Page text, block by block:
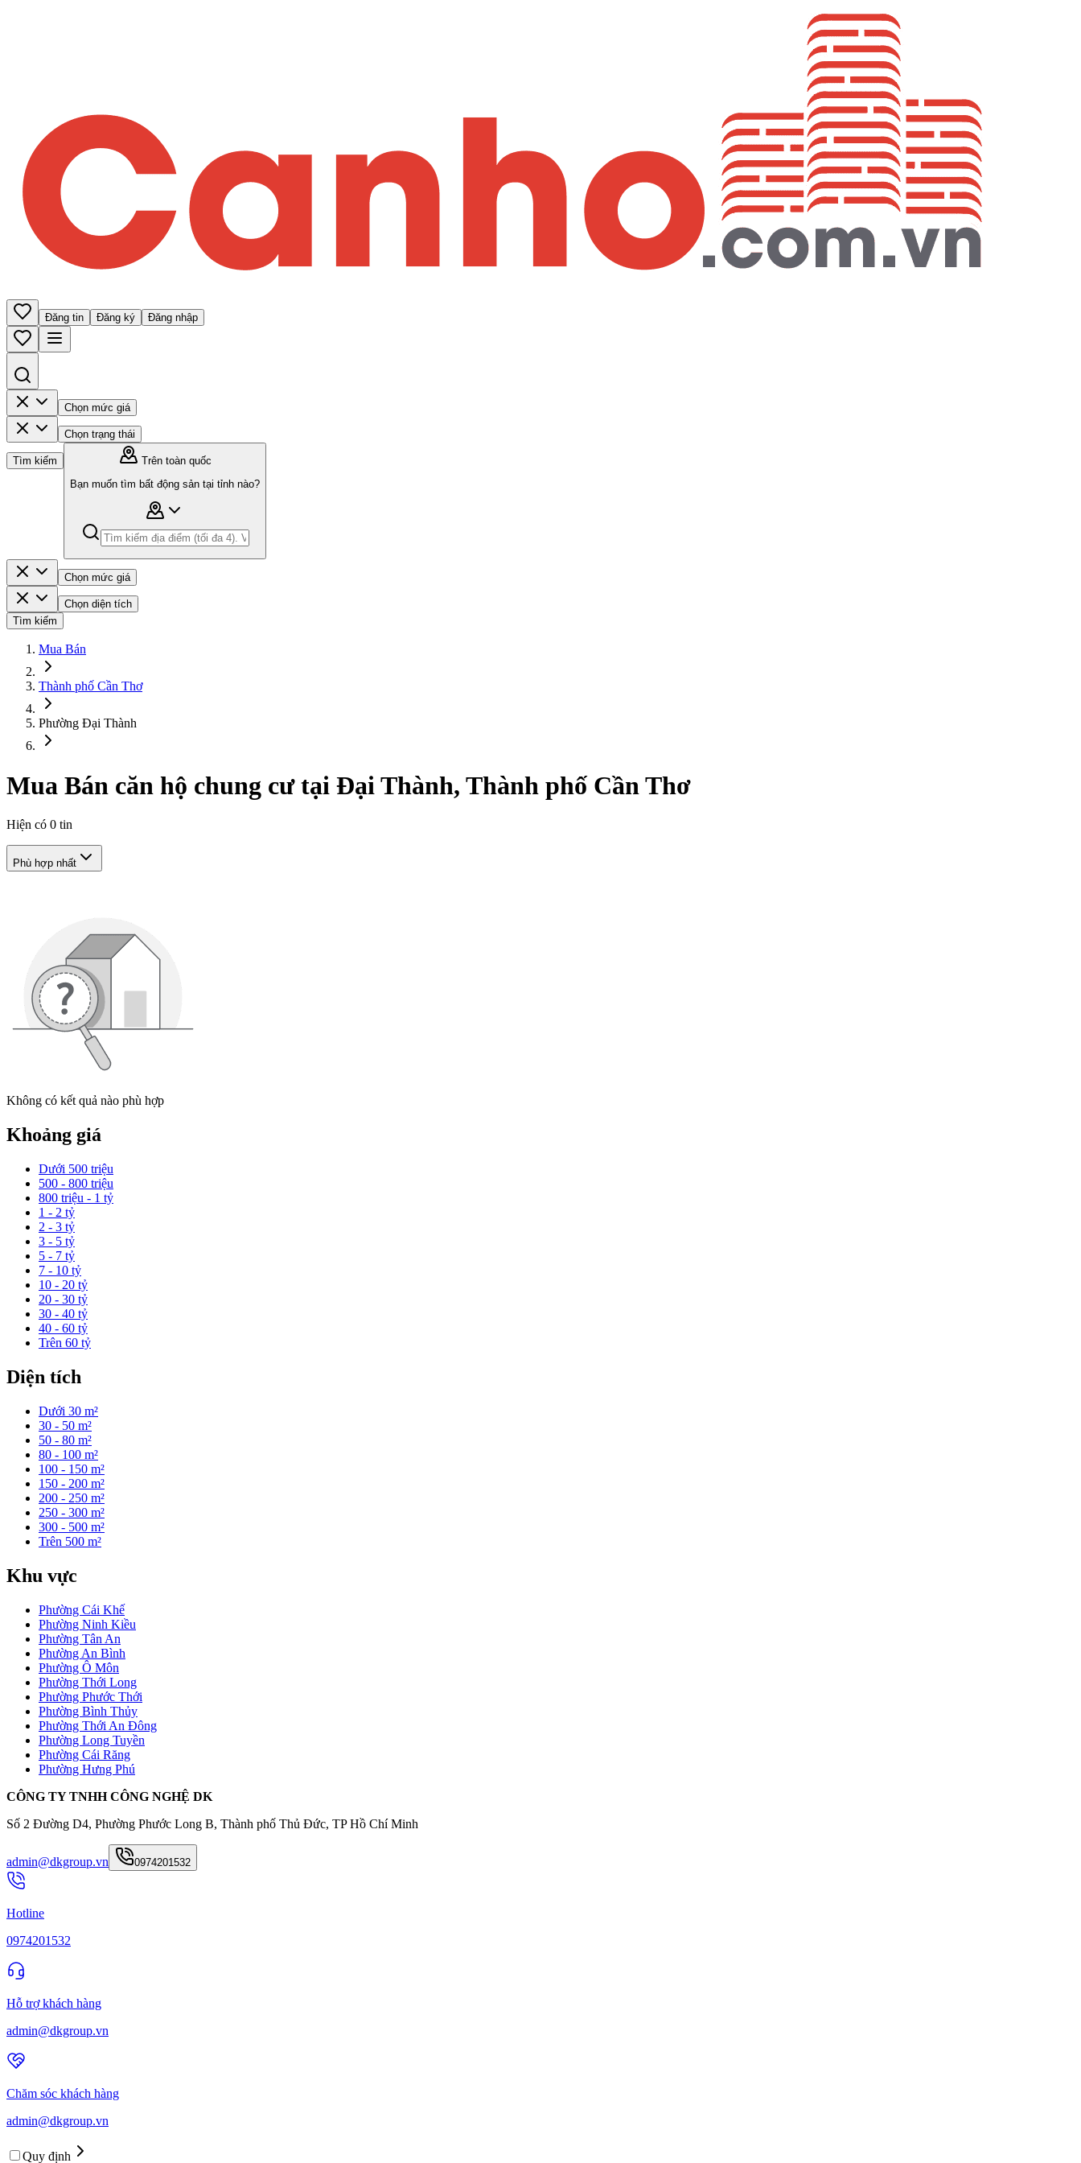
Đăng tin Đăng ký Đăng nhập
Chọn mức giá
Chọn trạng thái
Tìm kiếm
Trên toàn quốc
Bạn muốn tìm bất động sản tại tỉnh nào?
Chọn mức giá
Chọn diện tích
Tìm kiếm
Mua Bán
Thành phố Cần Thơ
Phường Đại Thành
Mua Bán căn hộ chung cư tại Đại Thành, Thành phố Cần Thơ
Hiện có 0 tin
Phù hợp nhất
Không có kết quả nào phù hợp
Khoảng giá
Dưới 500 triệu
500 - 800 triệu
800 triệu - 1 tỷ
1 - 2 tỷ
2 - 3 tỷ
3 - 5 tỷ
5 - 7 tỷ
7 - 10 tỷ
10 - 20 tỷ
20 - 30 tỷ
30 - 40 tỷ
40 - 60 tỷ
Trên 60 tỷ
Diện tích
Dưới 30 m²
30 - 50 m²
50 - 80 m²
80 - 100 m²
100 - 150 m²
150 - 200 m²
200 - 250 m²
250 - 300 m²
300 - 500 m²
Trên 500 m²
Khu vực
Phường Cái Khế
Phường Ninh Kiều
Phường Tân An
Phường An Bình
Phường Ô Môn
Phường Thới Long
Phường Phước Thới
Phường Bình Thủy
Phường Thới An Đông
Phường Long Tuyền
Phường Cái Răng
Phường Hưng Phú
CÔNG TY TNHH CÔNG NGHỆ DK
Số 2 Đường D4, Phường Phước Long B, Thành phố Thủ Đức, TP Hồ Chí Minh
admin@dkgroup.vn 0974201532
Hotline
0974201532
Hỗ trợ khách hàng
admin@dkgroup.vn
Chăm sóc khách hàng
admin@dkgroup.vn
Quy định